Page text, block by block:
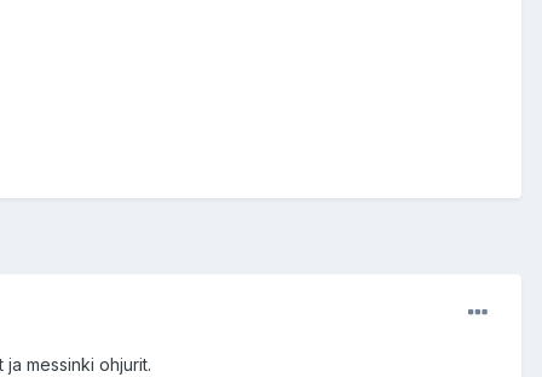
messinki ohjurit.